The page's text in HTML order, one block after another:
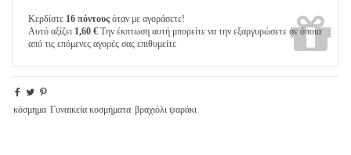
Κερδίστε 16 πόντους όταν με αγοράσετε!
Αυτό αξίζει 1,60 € Την έκπτωση αυτή μπορείτε να την εξαργυρώσετε σε όποια
από τις επόμενες αγορές σας επιθυμείτε
κόσμημα Γυναικεία κοσμήματα βραχιόλι ψαράκι